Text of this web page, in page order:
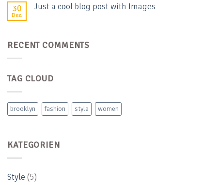
30
Dez.
Just a cool blog post with Images
RECENT COMMENTS
TAG CLOUD
brooklyn fashion style women
KATEGORIEN
Style (5)